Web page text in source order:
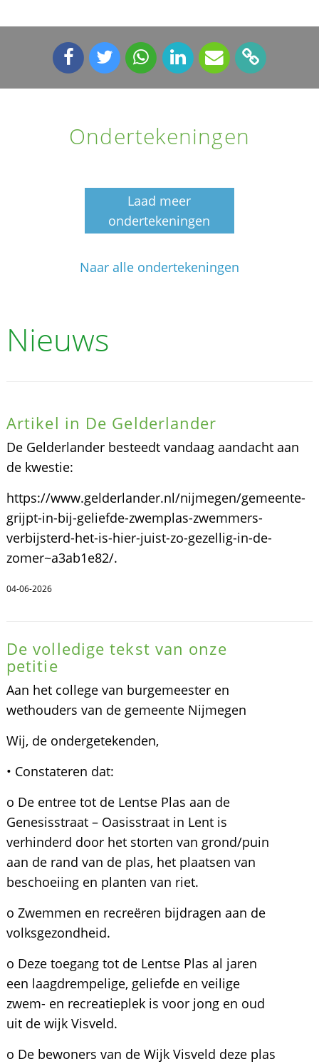
Ondertekeningen
Laad meer
ondertekeningen
Naar alle ondertekeningen
Nieuws
Artikel in De Gelderlander
De Gelderlander besteedt vandaag aandacht aan
de kwestie:
https://www.gelderlander.nl/nijmegen/gemeente-
grijpt-in-bij-geliefde-zwemplas-zwemmers-
verbijsterd-het-is-hier-juist-zo-gezellig-in-de-
zomer~a3ab1e82/.
04-06-2026
De volledige tekst van onze
petitie
Aan het college van burgemeester en
wethouders van de gemeente Nijmegen
Wij, de ondergetekenden,
• Constateren dat:
o De entree tot de Lentse Plas aan de
Genesisstraat – Oasisstraat in Lent is
verhinderd door het storten van grond/puin
aan de rand van de plas, het plaatsen van
beschoeiing en planten van riet.
o Zwemmen en recreëren bijdragen aan de
volksgezondheid.
o Deze toegang tot de Lentse Plas al jaren
een laagdrempelige, geliefde en veilige
zwem- en recreatieplek is voor jong en oud
uit de wijk Visveld.
o De bewoners van de Wijk Visveld deze plas